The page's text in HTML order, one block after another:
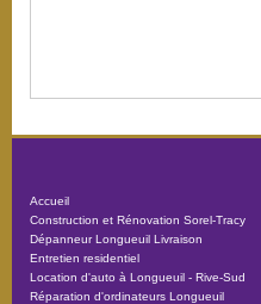
Accueil
Construction et Rénovation Sorel-Tracy
Dépanneur Longueuil Livraison
Entretien residentiel
Location d'auto à Longueuil - Rive-Sud
Réparation d'ordinateurs Longueuil